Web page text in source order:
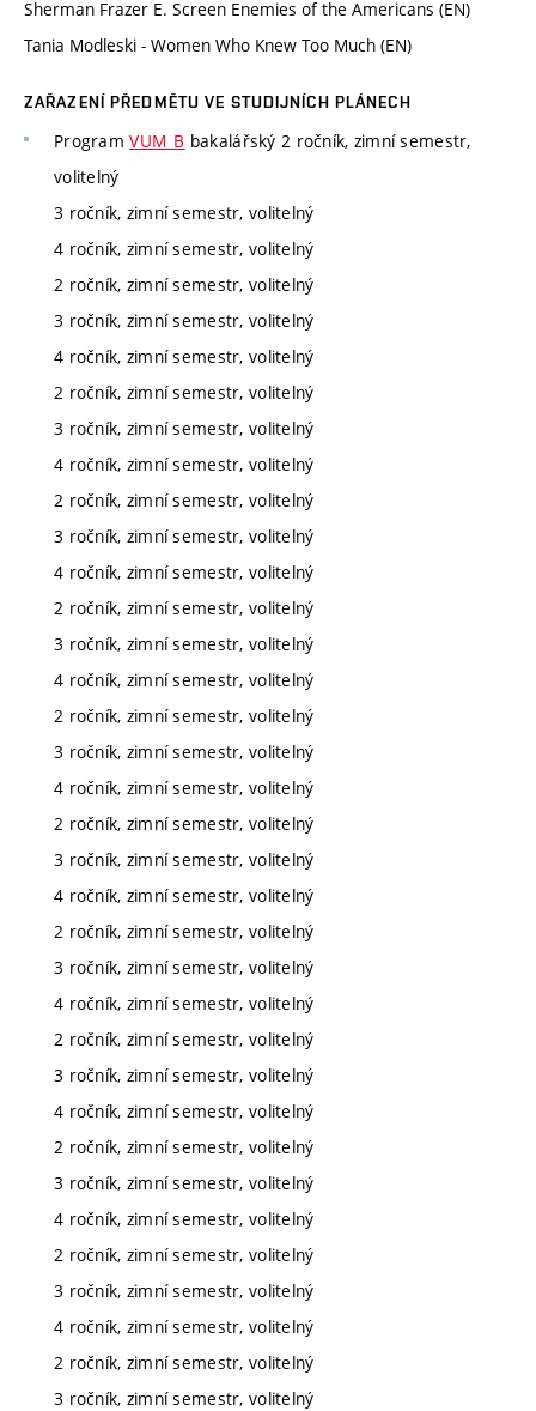
Sherman Frazer E. Screen Enemies of the Americans (EN)
Tania Modleski - Women Who Knew Too Much (EN)
ZAŘAZENÍ PŘEDMĚTU VE STUDIJNÍCH PLÁNECH
ProgramVUM_B bakalářský 2 ročník, zimní semestr,
volitelný
3 ročník, zimní semestr, volitelný
4 ročník, zimní semestr, volitelný
2 ročník, zimní semestr, volitelný
3 ročník, zimní semestr, volitelný
4 ročník, zimní semestr, volitelný
2 ročník, zimní semestr, volitelný
3 ročník, zimní semestr, volitelný
4 ročník, zimní semestr, volitelný
2 ročník, zimní semestr, volitelný
3 ročník, zimní semestr, volitelný
4 ročník, zimní semestr, volitelný
2 ročník, zimní semestr, volitelný
3 ročník, zimní semestr, volitelný
4 ročník, zimní semestr, volitelný
2 ročník, zimní semestr, volitelný
3 ročník, zimní semestr, volitelný
4 ročník, zimní semestr, volitelný
2 ročník, zimní semestr, volitelný
3 ročník, zimní semestr, volitelný
4 ročník, zimní semestr, volitelný
2 ročník, zimní semestr, volitelný
3 ročník, zimní semestr, volitelný
4 ročník, zimní semestr, volitelný
2 ročník, zimní semestr, volitelný
3 ročník, zimní semestr, volitelný
4 ročník, zimní semestr, volitelný
2 ročník, zimní semestr, volitelný
3 ročník, zimní semestr, volitelný
4 ročník, zimní semestr, volitelný
2 ročník, zimní semestr, volitelný
3 ročník, zimní semestr, volitelný
4 ročník, zimní semestr, volitelný
2 ročník, zimní semestr, volitelný
3 ročník, zimní semestr, volitelný